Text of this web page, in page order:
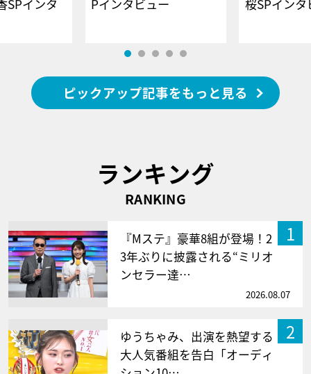
SPインタ
Pインタビュー
桜SPイ
ピックアップ記事をもっと見る
ランキング
RANKING
1
『Mステ』豪華8組が登場！2
3年ぶりに披露される“ミリオ
ンセラー達…
2026.08.07
2
ゆうちゃみ、出演を熱望する
大人気番組を告白「オーディ